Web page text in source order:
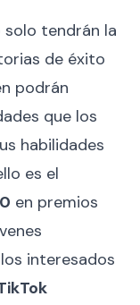
solo tendrán la
de éxito
podrán
que los
habilidades
es el
en premios
interesados